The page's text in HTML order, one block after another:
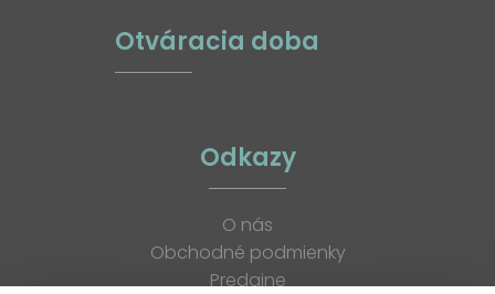
Otváracia doba
Odkazy
O nás
Obchodné podmienky
Predajne